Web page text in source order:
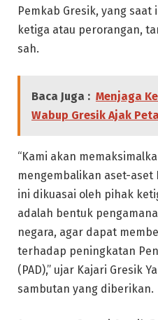
Pemkab Gresik, yang
ketiga atau perorangan,
sah.
Baca Juga : Menjaga
Wabup Gresik Ajak
“Kami akan
mengembalikan aset-aset
ini dikuasai oleh pihak
adalah bentuk
negara, agar dapat
terhadap peningkatan
(PAD),” ujar Kajari Gresik
sambutan yang diberikan.